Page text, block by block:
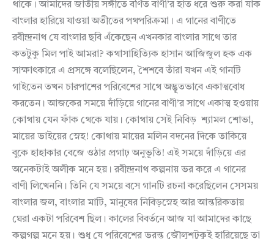
থাকে। আমাদের জাতীয় সঙ্গীতে বর্ণিত বাণী’র হাত ধরে শুরু করা যাক
বাংলার হারিয়ে যাওয়া অতীতের পথপরিক্রমা। এ গানের বাণীতে
রবীন্দ্রনাথ যে বাংলার ছবি এঁকেছেন এখনকার বাংলার সাথে তার
কতটুকু মিল পাই আমরা? কথাসাহিত্যিক হাসান আজিজুল হক এক
সাক্ষাৎকারে এ প্রসঙ্গে বলেছিলেন, শৈশবে তাঁরা যখন এই গানটি
গাইতেন তখন চারপাশের পরিবেশের সাথে অদ্ভূতভাবে একাত্মবোধ
করতেন। আজকের সময়ে দাঁড়িয়ে গানের বাণী’র সাথে একাত্ম হওয়ায়
কোথায় যেন ফাঁক থেকে যায়। কোথায় সেই নিবিড় শ্যামল শোভা,
মায়ের ভাইয়ের স্নেহ! কোথায় মায়ের মলিন বদনের দিকে তাকিয়ে
বুকে হাহাকার বেজে ওঠার প্রগাঢ় অনুভূতি! এই সময়ে দাঁড়িয়ে এর
অনেকটাই অলীক মনে হয়। রবীন্দ্রনাথ কল্পনায় ভর করে এ গানের
বাণী লিখেননি। তিনি যে সময়ে বসে গানটি রচনা করেছিলেন সেসময়
বাংলার জল, বাংলার মাটি, মানুষের নিবিড়স্নেহ আর আন্তরিকতায়
ঘেরা একটা পরিবেশ ছিল। কালের বিবর্তনে আজ যা আমাদের কাছে
কল্পগল্প মনে হয়। শুধু যে পরিবেশের ভরন্ত জৌলুশটুকুই হারিয়েছে তা